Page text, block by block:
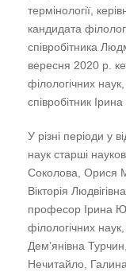
термінології,
кандидата
співробітника
вересня 2020 р.
філологічних
співробітник
У різні періоди у
наук старші
Соколова, Орися
Вікторія
професор Ірина
філологічних
Дем’янівна
Нечитайло,